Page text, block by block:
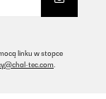
Bei uns ist der
linku w stopce
tec.com